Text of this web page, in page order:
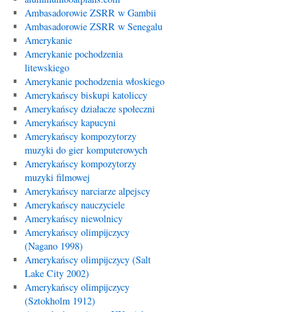
Ambasadorowie ZSRR w Gambii
Ambasadorowie ZSRR w Senegalu
Amerykanie
Amerykanie pochodzenia
litewskiego
Amerykanie pochodzenia włoskiego
Amerykańscy biskupi katoliccy
Amerykańscy działacze społeczni
Amerykańscy kapucyni
Amerykańscy kompozytorzy
muzyki do gier komputerowych
Amerykańscy kompozytorzy
muzyki filmowej
Amerykańscy narciarze alpejscy
Amerykańscy nauczyciele
Amerykańscy niewolnicy
Amerykańscy olimpijczycy
(Nagano 1998)
Amerykańscy olimpijczycy (Salt
Lake City 2002)
Amerykańscy olimpijczycy
(Sztokholm 1912)